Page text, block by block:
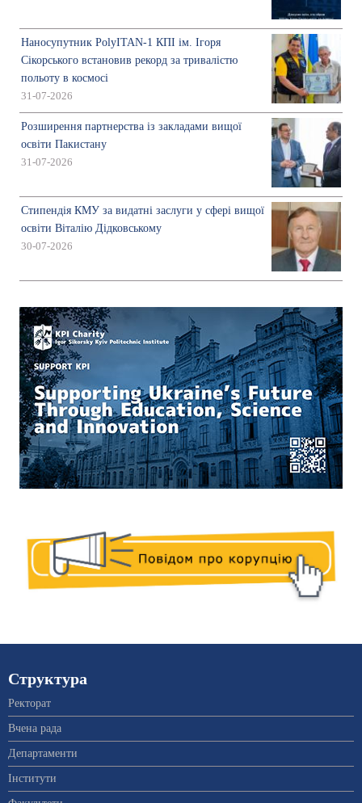
Наносупутник PolyITAN-1 КПІ ім. Ігоря
Сікорського встановив рекорд за тривалістю
польоту в космосі
31-07-2026
Розширення партнерства із закладами вищої
освіти Пакистану
31-07-2026
Стипендія КМУ за видатні заслуги у сфері вищої
освіти Віталію Дідковському
30-07-2026
Структура
Ректорат
Вчена рада
Департаменти
Інститути